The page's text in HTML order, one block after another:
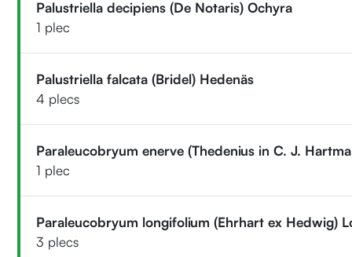
Palustriella decipiens (De Notaris) Ochyra
1 plec
Palustriella falcata (Bridel) Hedenäs
4 plecs
Paraleucobryum enerve (Thedenius in C. J.
1 plec
Paraleucobryum longifolium (Ehrhart ex Hedwig)
3 plecs